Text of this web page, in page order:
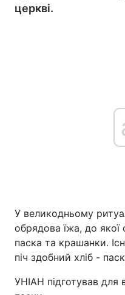
Головна
Україна
Економіка
церкві.
У великодньому
обрядова їжа, до якої
паска та крашанки.
піч здобний хліб -
УНІАН підготував